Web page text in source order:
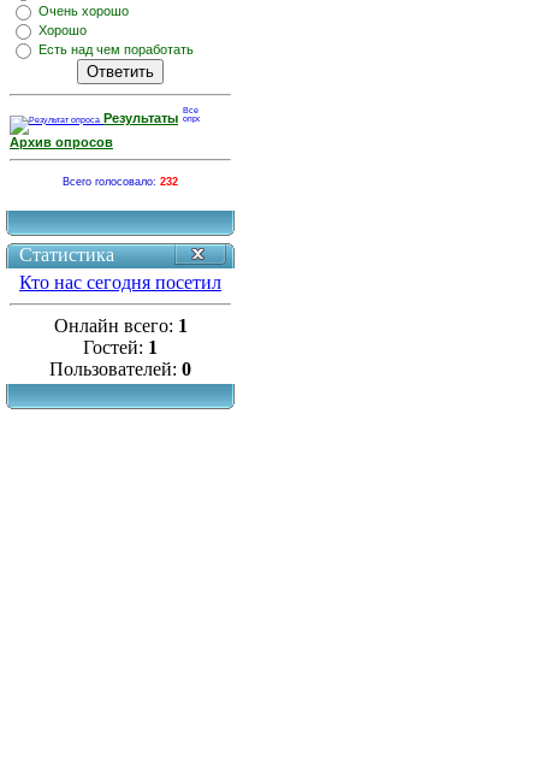
Очень хорошо
Хорошо
Есть над чем поработать
Результаты
Архив опросов
Всего голосовало: 232
Статистика
Кто нас сегодня посетил
Онлайн всего: 1
Гостей: 1
Пользователей: 0